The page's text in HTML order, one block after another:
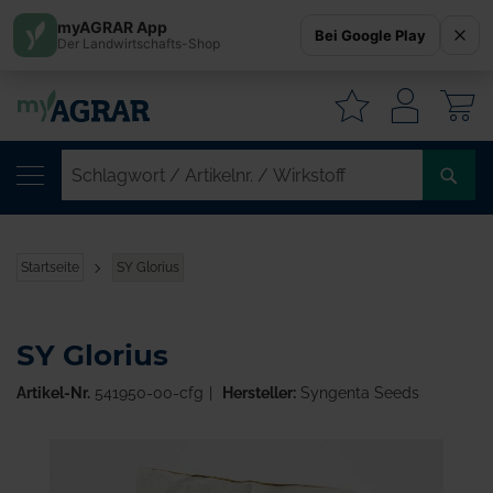
Startseite SY Glorius
SY Glorius
Artikel-Nr. 541950-00-cfg Hersteller:Syngenta Seeds
myAGRAR App
Der Landwirtschafts-Shop Bei Google Play